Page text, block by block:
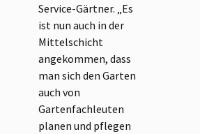
Service-Gärtner. „Es
ist nun auch in der
Mittelschicht
angekommen, dass
man sich den Garten
auch von
Gartenfachleuten
planen und pflegen